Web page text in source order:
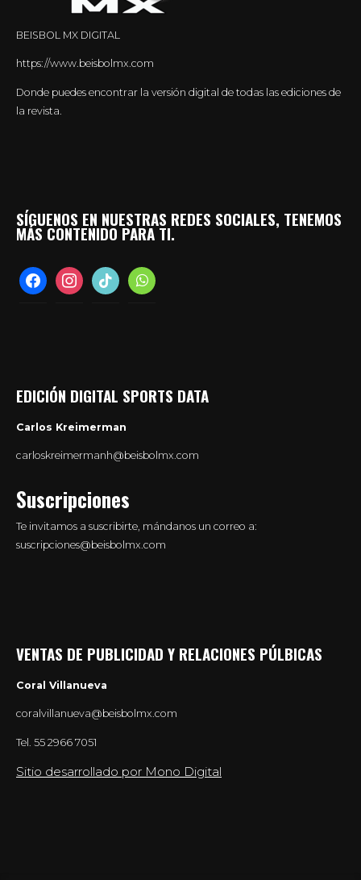
BEISBOL MX DIGITAL
https://www.beisbolmx.com
Donde puedes encontrar la versión digital de todas las ediciones de
la revista.
SÍGUENOS EN NUESTRAS REDES SOCIALES, TENEMOS
MÁS CONTENIDO PARA TI.
facebookinstagramtiktok whatsapp
EDICIÓN DIGITAL SPORTS DATA
Carlos Kreimerman
carloskreimermanh@beisbolmx.com
Suscripciones
Te invitamos a suscribirte, mándanos un correo a:
suscripciones@beisbolmx.com
VENTAS DE PUBLICIDAD Y RELACIONES PÚLBICAS
Coral Villanueva
coralvillanueva@beisbolmx.com
Tel. 55 2966 7051
Sitio desarrollado por Mono Digital